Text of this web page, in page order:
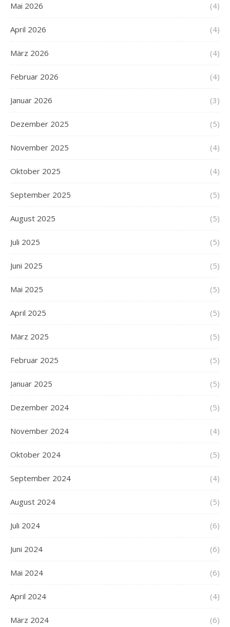
Mai 2026 (4)
April 2026 (4)
März 2026 (4)
Februar 2026 (4)
Januar 2026 (3)
Dezember 2025 (5)
November 2025 (4)
Oktober 2025 (4)
September 2025 (5)
August 2025 (5)
Juli 2025 (5)
Juni 2025 (5)
Mai 2025 (5)
April 2025 (5)
März 2025 (5)
Februar 2025 (5)
Januar 2025 (5)
Dezember 2024 (5)
November 2024 (4)
Oktober 2024 (5)
September 2024 (4)
August 2024 (5)
Juli 2024 (6)
Juni 2024 (6)
Mai 2024 (6)
April 2024 (4)
März 2024 (6)